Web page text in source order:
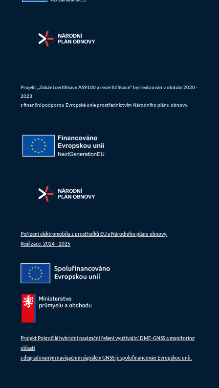
Projekt „Získání certifikace AS9100 a recerfitifikace“ byl realizován v období 2020 -
2023
s finanční podporou Evropské unie prostřednictvím Národního plánu obnovy.
Pořízení elektromobilu z prostředků EU a Národního plánu obnovy.
Realizace: 2024 - 2025
Projekt Pokročilé hybridní navigační řešení využívající DME-GNSS a monitoring
oblastí
s degradovaným navigačním signálem GNSS je spolufinancován Evropskou unií.